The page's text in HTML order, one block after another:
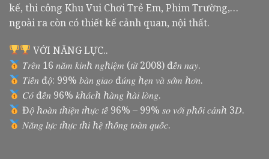
kế, thi công Khu Vui Chơi Trẻ Em, Phim Trường,…
ngoài ra còn có thiết kế cảnh quan, nội thất.
VỚI NĂNG LỰC..
𝑇𝑟𝑒̂𝑛 16 𝑛𝑎̆𝑚 𝑘𝑖𝑛ℎ 𝑛𝑔ℎ𝑖𝑒̣̂𝑚 (𝑡𝑢̛̀ 2008) đ𝑒̂́𝑛 𝑛𝑎𝑦.
𝑇𝑖𝑒̂́𝑛 đ𝑜̣̂: 99% 𝑏𝑎̀𝑛 𝑔𝑖𝑎𝑜 đ𝑢́𝑛𝑔 ℎ𝑒̣𝑛 𝑣𝑎̀ 𝑠𝑜̛́𝑚 ℎ𝑜̛𝑛.
𝐶𝑜́ đ𝑒̂́𝑛 96% 𝑘ℎ𝑎́𝑐ℎ ℎ𝑎̀𝑛𝑔 ℎ𝑎̀𝑖 𝑙𝑜̀𝑛𝑔.
Đ𝑜̣̂ ℎ𝑜𝑎̀𝑛 𝑡ℎ𝑖𝑒̣̂𝑛 𝑡ℎ𝑢̛̣𝑐 𝑡𝑒̂́ 96% – 99% 𝑠𝑜 𝑣𝑜̛́𝑖 𝑝ℎ𝑜̂́𝑖 𝑐𝑎̉𝑛ℎ 3𝐷.
𝑁𝑎̆𝑛𝑔 𝑙𝑢̛̣𝑐 𝑡ℎ𝑢̛̣𝑐 𝑡ℎ𝑖 ℎ𝑒̣̂ 𝑡ℎ𝑜̂́𝑛𝑔 𝑡𝑜𝑎̀𝑛 𝑞𝑢𝑜̂́𝑐.